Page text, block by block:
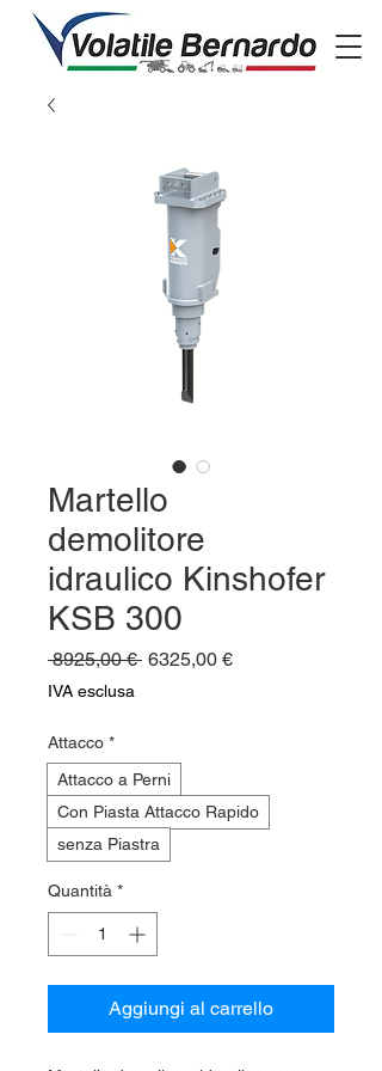
Martello
demolitore
idraulico Kinshofer
KSB 300
8925,00 € Prezzo
6325,00 €Prezzo
IVA esclusa
Attacco *
Attacco a Perni
Con Piasta Attacco Rapido
senza Piastra
Quantità *
Aggiungi al carrello